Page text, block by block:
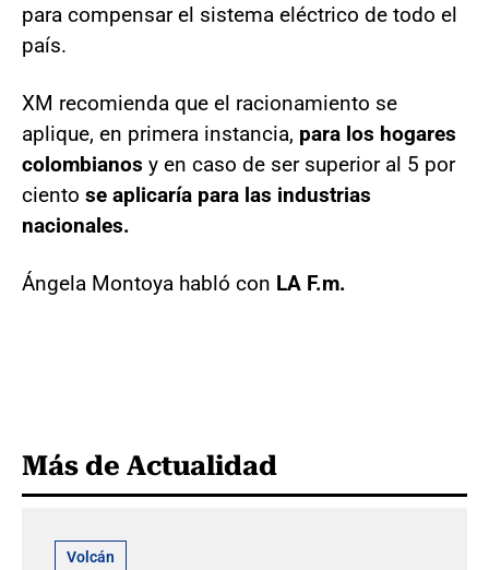
para compensar el sistema eléctrico de todo el
país.
XM recomienda que el racionamiento se
aplique, en primera instancia, para los hogares
colombianos y en caso de ser superior al 5 por
ciento se aplicaría para las industrias
nacionales.
Ángela Montoya habló con LA F.m.
Más de Actualidad
Volcán